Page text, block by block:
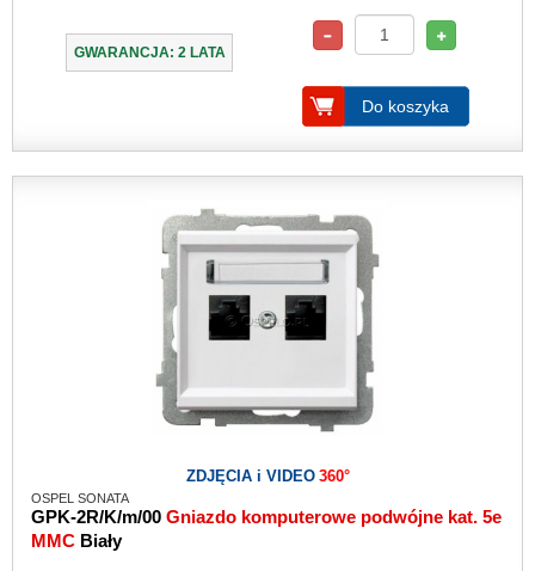
GWARANCJA: 2 LATA
Do koszyka
ZDJĘCIA i VIDEO 360°
OSPEL SONATA
GPK-2R/K/m/00 Gniazdo komputerowe podwójne kat. 5e
MMC Biały